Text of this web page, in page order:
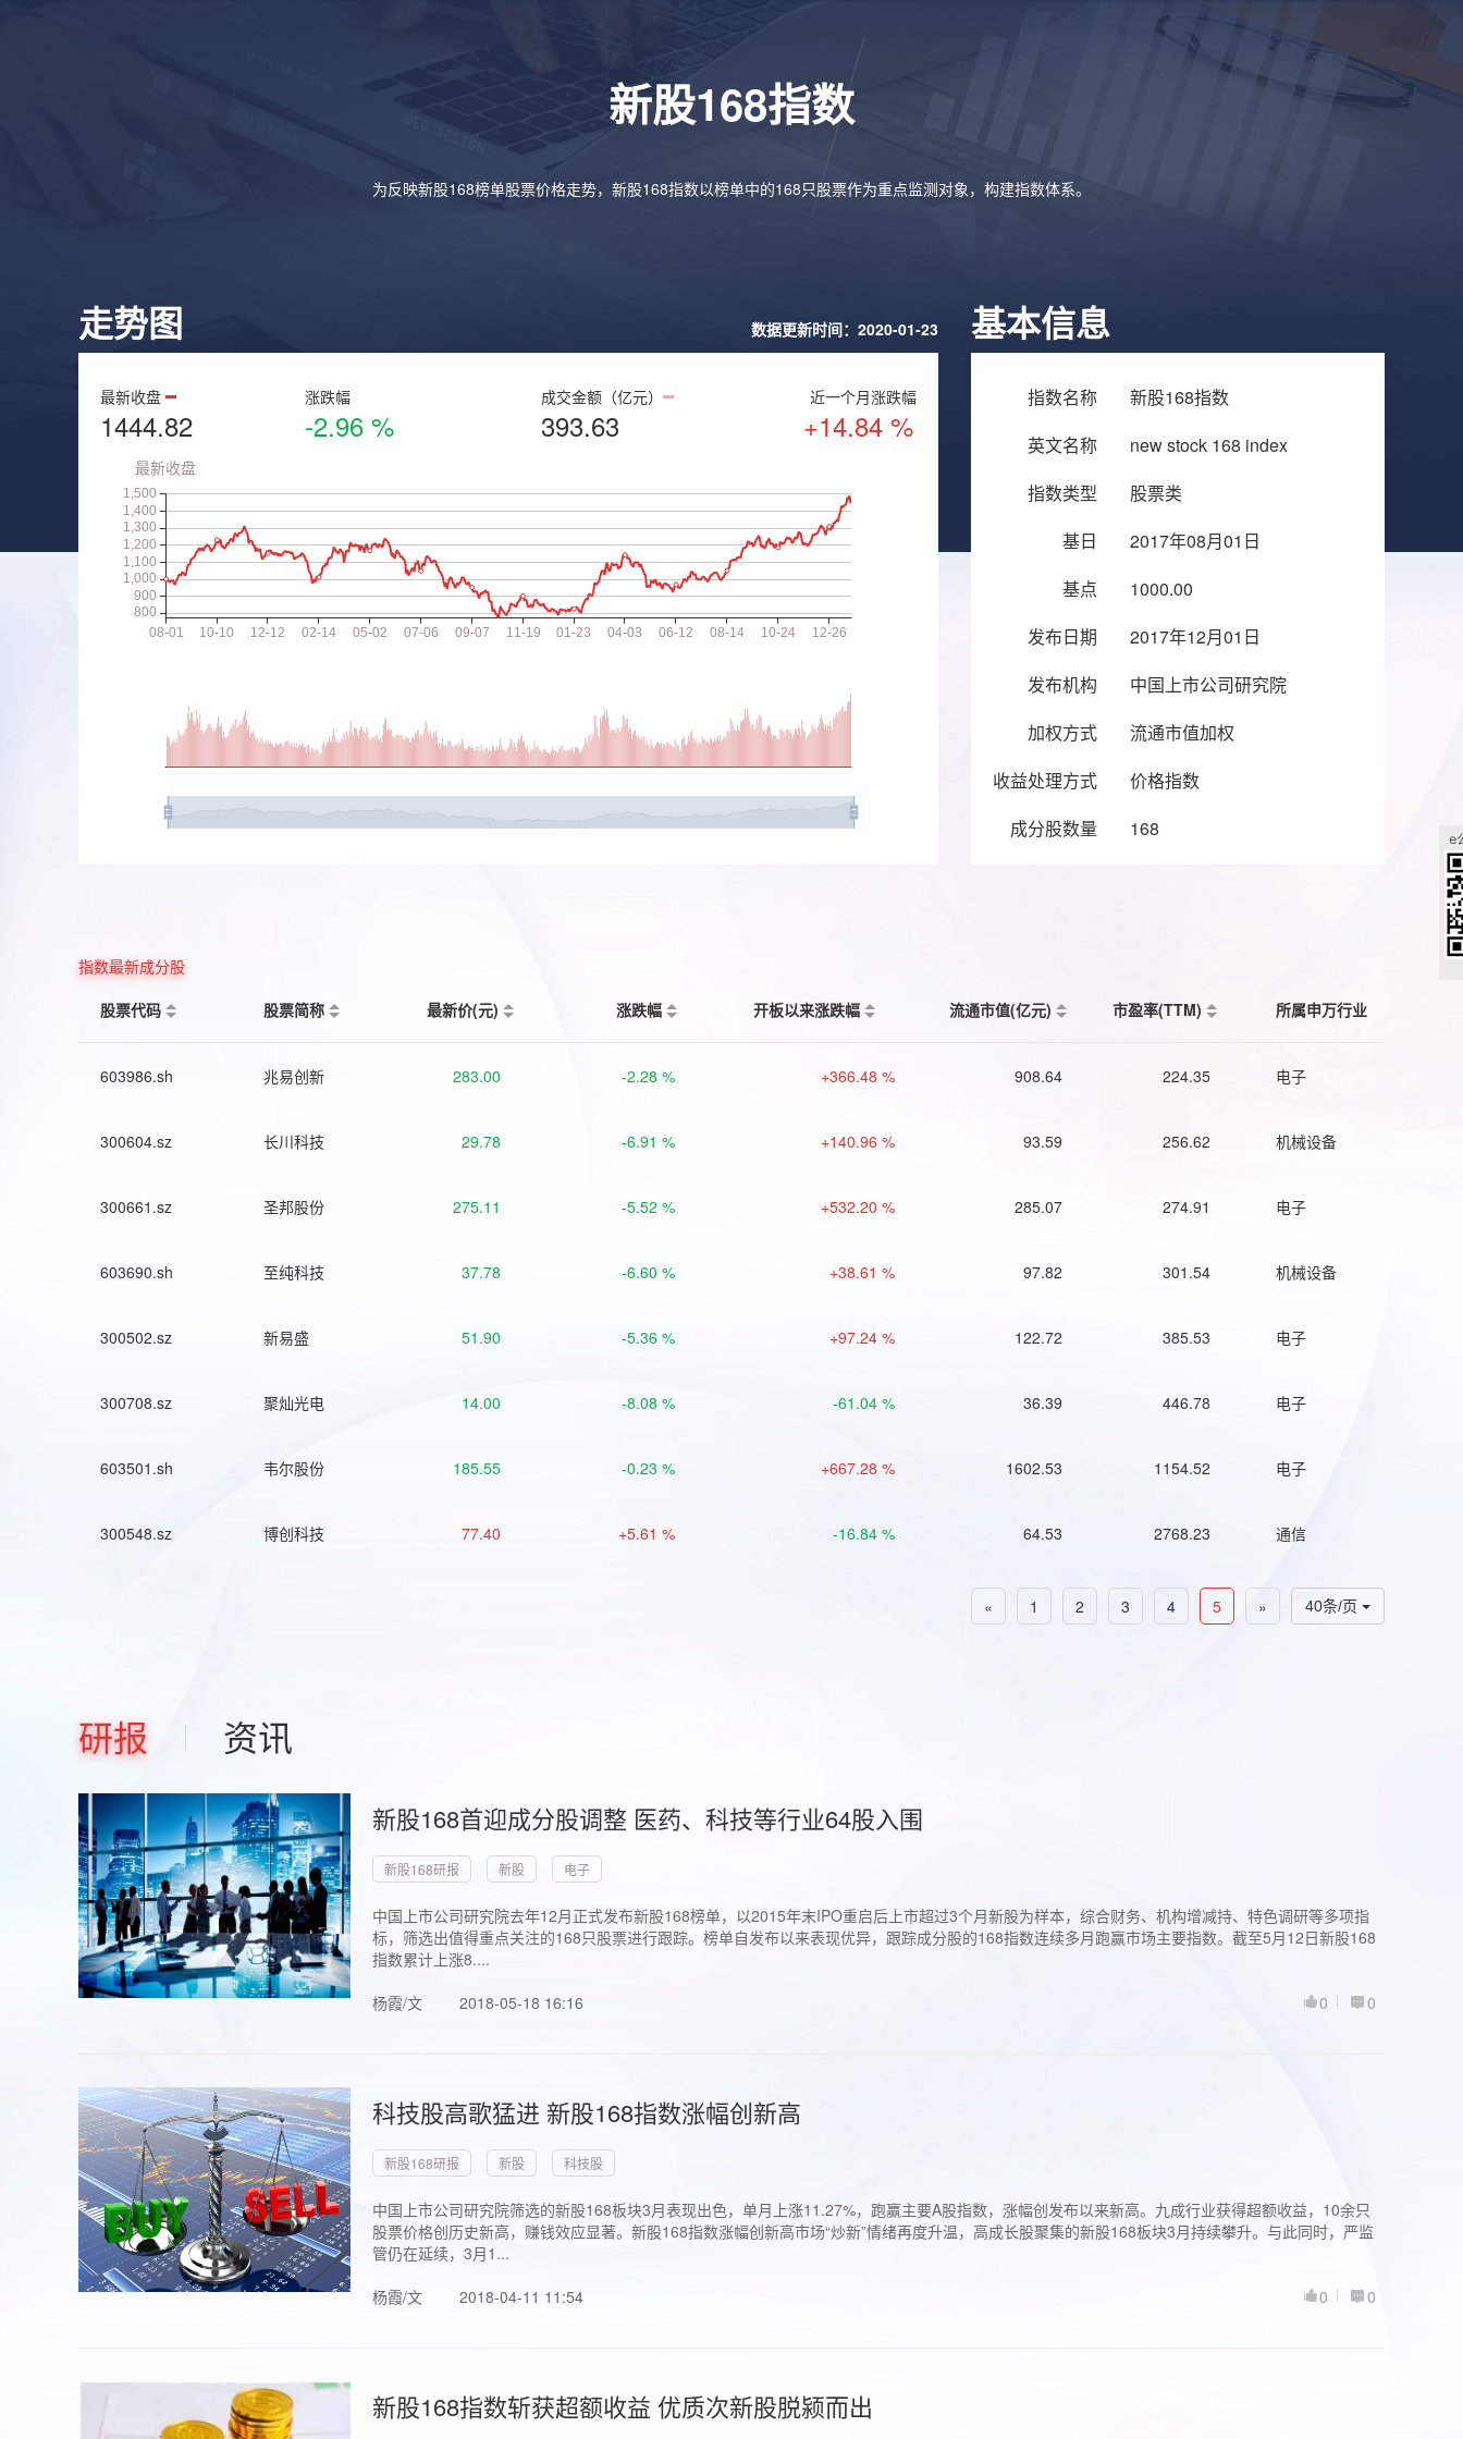
新股168指数
为反映新股168榜单股票价格走势，新股168指数以榜单中的168只股票作为重点监测对象，构建指数体系。
走势图 数据更新时间：2020-01-23
最新收盘
1444.82
涨跌幅
-2.96 %
成交金额（亿元）
393.63
近一个月涨跌幅
+14.84 %
基本信息
指数名称
新股168指数
英文名称
new stock 168 index
指数类型
股票类
基日
2017年08月01日
基点
1000.00
发布日期
2017年12月01日
发布机构
中国上市公司研究院
加权方式
流通市值加权
收益处理方式
价格指数
成分股数量
168
指数最新成分股
股票代码
股票简称 最新价(元) 涨跌幅 开板以来涨跌幅 流通市值(亿元) 市盈率(TTM) 所属申万行业
603986.sh 兆易创新 283.00 -2.28 % +366.48 % 908.64 224.35 电子
300604.sz 长川科技 29.78 -6.91 % +140.96 % 93.59 256.62 机械设备
300661.sz 圣邦股份 275.11 -5.52 % +532.20 % 285.07 274.91 电子
603690.sh 至纯科技 37.78 -6.60 % +38.61 % 97.82 301.54 机械设备
300502.sz 新易盛 51.90 -5.36 % +97.24 % 122.72 385.53 电子
300708.sz 聚灿光电 14.00 -8.08 % -61.04 % 36.39 446.78 电子
603501.sh 韦尔股份 185.55 -0.23 % +667.28 % 1602.53 1154.52 电子
300548.sz 博创科技 77.40 +5.61 % -16.84 % 64.53 2768.23 通信
40条/页
« 1 2 3 4 5 »
研报 资讯
新股168首迎成分股调整 医药、科技等行业64股入围
新股168研报 新股 电子
中国上市公司研究院去年12月正式发布新股168榜单，以2015年末IPO重启后上市超过3个月新股为样本，综合财务、机构增减持、特色调研等多项指
标，筛选出值得重点关注的168只股票进行跟踪。榜单自发布以来表现优异，跟踪成分股的168指数连续多月跑赢市场主要指数。截至5月12日新股168
指数累计上涨8....
杨霞/文
2018-05-18 16:16 0
0
科技股高歌猛进 新股168指数涨幅创新高
新股168研报 新股 科技股
中国上市公司研究院筛选的新股168板块3月表现出色，单月上涨11.27%，跑赢主要A股指数，涨幅创发布以来新高。九成行业获得超额收益，10余只
股票价格创历史新高，赚钱效应显著。新股168指数涨幅创新高市场“炒新”情绪再度升温，高成长股聚集的新股168板块3月持续攀升。与此同时，严监
管仍在延续，3月1...
杨霞/文
2018-04-11 11:54 0
0
新股168指数斩获超额收益 优质次新股脱颍而出